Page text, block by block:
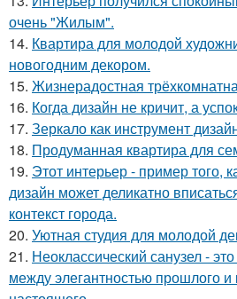
очень "Жилым".
14. Квартира для молодой
новогодним декором.
15. Жизнерадостная
16. Когда дизайн не кричит, а
17. Зеркало как инструмент
18. Продуманная квартира для
19. Этот интерьер - пример того,
дизайн может деликатно
контекст города.
20. Уютная студия для молодой
21. Неоклассический санузел -
между элегантностью прошлого